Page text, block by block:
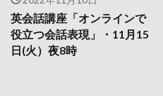
英会話講座「オンラインで
役立つ会話表現」・11月15
日(火）夜8時